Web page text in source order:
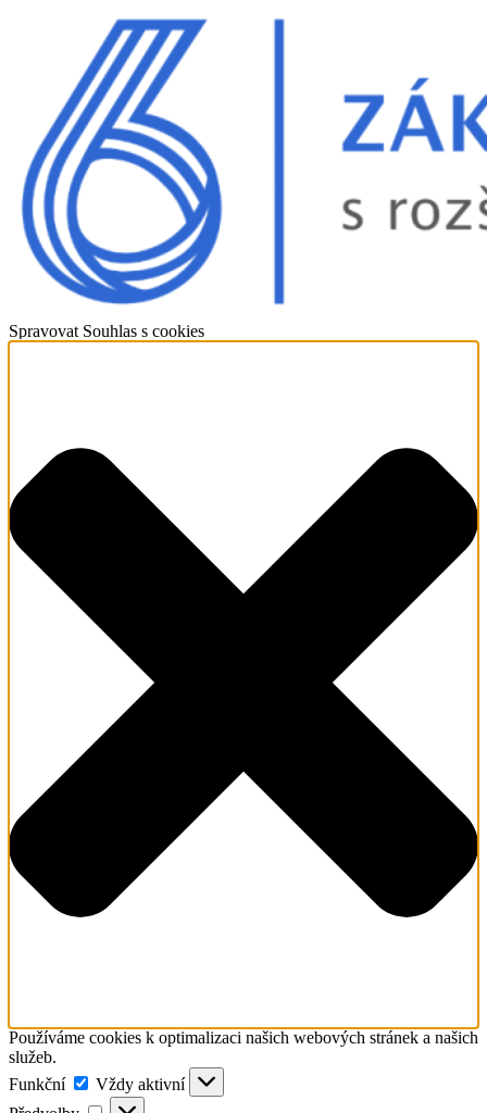
Spravovat Souhlas s cookies
Používáme cookies k optimalizaci našich webových stránek a našich
služeb.
Funkční
Funkční
Vždy aktivní
Předvolby